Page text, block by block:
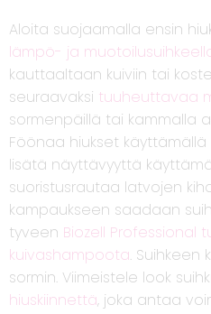
Aloita suojaamalla ensin
lämpö- ja
kauttaaltaan kuiviin tai
seuraavaksi tuuheuttavaa
sormenpäillä tai kammalla
Föönaa hiukset
lisätä näyttävyyttä
suoristusrautaa latvojen
kampaukseen saadaan
tyveen Biozell Professional
kuivashampoota. Suihkeen
sormin. Viimeistele look
hiuskiinnettä, joka antaa